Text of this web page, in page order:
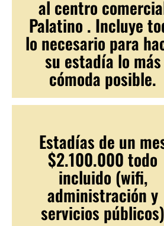
al centro
Palatino . Incluye
lo necesario para
su estadía lo más
cómoda posible.
Estadías de un
$2.100.000 todo
incluido (wifi,
administración y
servicios públicos)